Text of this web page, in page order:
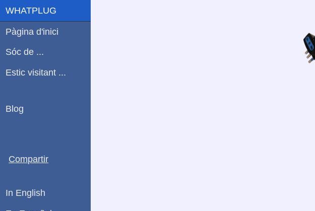
WHATPLUG
Pàgina d'inici
Sóc de ...
Estic visitant ...
Blog
Compartir
In English